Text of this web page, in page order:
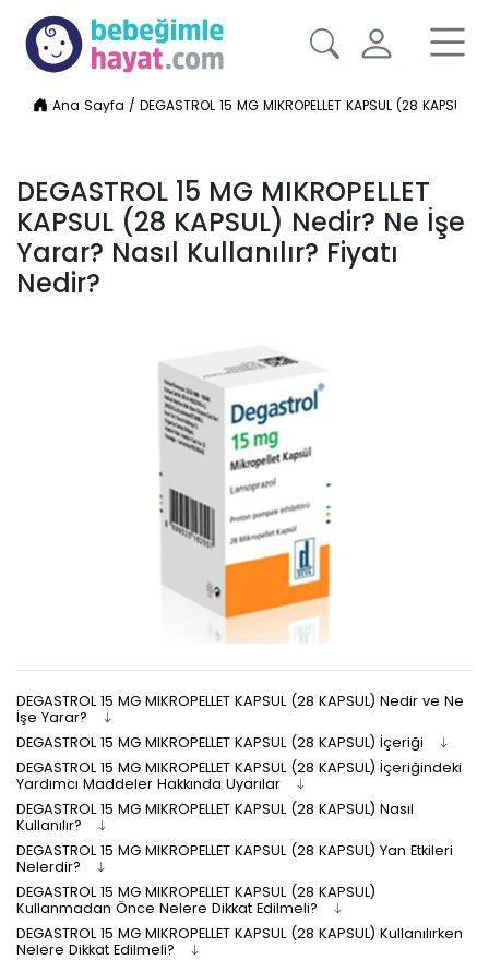
Ana Sayfa /DEGASTROL 15 MG MIKROPELLET KAPSUL (28
DEGASTROL 15 MG MIKROPELLET
KAPSUL (28 KAPSUL) Nedir? Ne İşe
Yarar? Nasıl Kullanılır? Fiyatı
Nedir?
DEGASTROL 15 MG MIKROPELLET KAPSUL (28 KAPSUL) Nedir ve Ne
İşe Yarar?
DEGASTROL 15 MG MIKROPELLET KAPSUL (28 KAPSUL) İçeriği
DEGASTROL 15 MG MIKROPELLET KAPSUL (28 KAPSUL) İçeriğindeki
Yardımcı Maddeler Hakkında Uyarılar
DEGASTROL 15 MG MIKROPELLET KAPSUL (28 KAPSUL) Nasıl
Kullanılır?
DEGASTROL 15 MG MIKROPELLET KAPSUL (28 KAPSUL) Yan Etkileri
Nelerdir?
DEGASTROL 15 MG MIKROPELLET KAPSUL (28 KAPSUL)
Kullanmadan Önce Nelere Dikkat Edilmeli?
DEGASTROL 15 MG MIKROPELLET KAPSUL (28 KAPSUL) Kullanılırken
Nelere Dikkat Edilmeli?